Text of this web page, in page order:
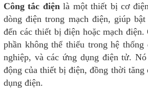
Công tắc điện là một thiết bị cơ
dòng điện trong mạch điện, giúp
đến các thiết bị điện hoặc mạch
phần không thể thiếu trong hệ thống
nghiệp, và các ứng dụng điện tử.
động của thiết bị điện, đồng thời tăng
dụng điện.